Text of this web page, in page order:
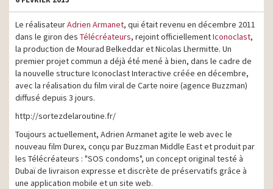
Le réalisateurAdrien Armanet, qui était revenu en décembre 2011
dans le giron des Télécréateurs, rejoint officiellementIconoclast,
la production de Mourad Belkeddar et Nicolas Lhermitte. Un
premier projet commun a déjà été mené à bien, dans le cadre de
la nouvelle structure Iconoclast Interactive créée en décembre,
avec la réalisation du film viral de Carte noire (agence Buzzman)
diffusé depuis 3 jours.
http://sortezdelaroutine.fr/
Toujours actuellement, Adrien Armanet agite le web avec le
nouveau film Durex, conçu par Buzzman Middle East et produit par
les Télécréateurs : "SOS condoms", un concept original testé à
Dubaï de livraison expresse et discrète de préservatifs grâce à
une application mobile et un site web.